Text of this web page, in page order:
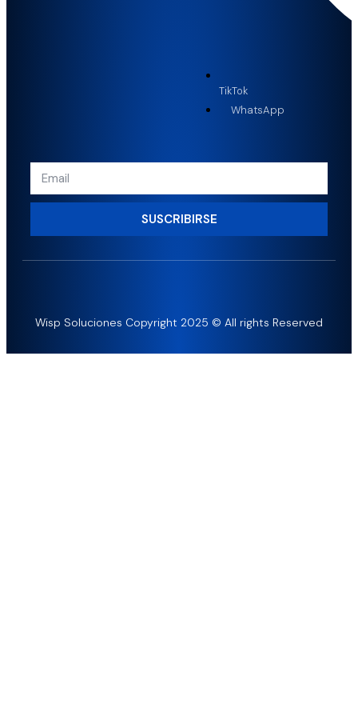
TikTok
WhatsApp
SUSCRIBIRSE
Wisp Soluciones Copyright 2025 © All rights Reserved